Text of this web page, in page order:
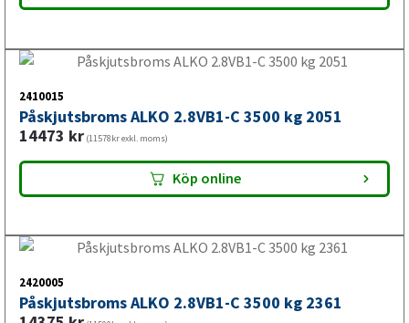
Påskjutsbroms till husvagn
En påskjutsbroms till husvagn ska ge stabil bromsfunktion
vid längre körningar och vid varierande last. Kontrollera
husvagnens totalvikt, infästning och bromssystem innan
Påskjutsbroms till båttrailer
2420005
Påskjutsbroms ALKO 2.8VB1-C 3500 kg 2361
14375kr(11500kr exkl. moms)
Köp online
2420006